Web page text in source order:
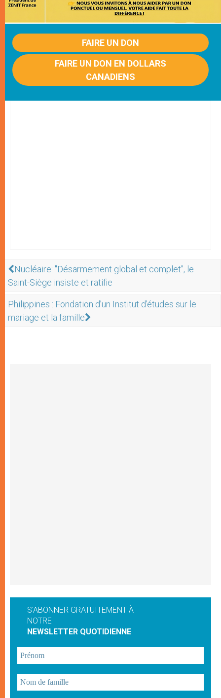
FAIRE UN DON
FAIRE UN DON EN DOLLARS
CANADIENS
Nucléaire: "Désarmement global et complet", le
Saint-Siège insiste et ratifie
Philippines : Fondation d’un Institut d’études sur le
mariage et la famille
S'ABONNER GRATUITEMENT À
NOTRE
NEWSLETTER QUOTIDIENNE